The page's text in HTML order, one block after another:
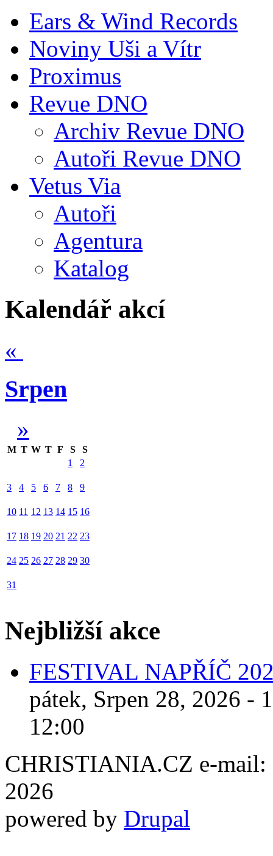
Ears & Wind Records
Noviny Uši a Vítr
Proximus
Revue DNO
Archiv Revue DNO
Autoři Revue DNO
Vetus Via
Autoři
Agentura
Katalog
Kalendář akcí
«
Srpen
»
M T W T F S
S
1
2
3 4 5 6 7 8 9
10 11 12 13 14 15 16
17 18 19 20 21 22 23
24 25 26 27 28 29 30
31
Nejbližší akce
FESTIVAL NAPŘÍČ
pátek, Srpen 28, 2026 -
12:00
CHRISTIANIA.CZ e-mail:
2026
powered by Drupal